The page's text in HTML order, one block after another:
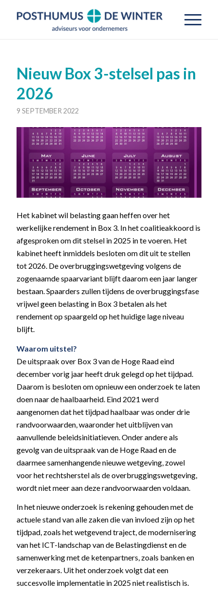
Nieuw Box 3-stelsel pas in
2026
9 SEPTEMBER 2022
Het kabinet wil belasting gaan heffen over het
werkelijke rendement in Box 3. In het coalitieakkoord is
afgesproken om dit stelsel in 2025 in te voeren. Het
kabinet heeft inmiddels besloten om dit uit te stellen
tot 2026. De overbruggingswetgeving volgens de
zogenaamde spaarvariant blijft daarom een jaar langer
bestaan. Spaarders zullen tijdens de overbruggingsfase
vrijwel geen belasting in Box 3 betalen als het
rendement op spaargeld op het huidige lage niveau
blijft.
Waarom uitstel?
De uitspraak over Box 3 van de Hoge Raad eind
december vorig jaar heeft druk gelegd op het tijdpad.
Daarom is besloten om opnieuw een onderzoek te laten
doen naar de haalbaarheid. Eind 2021 werd
aangenomen dat het tijdpad haalbaar was onder drie
randvoorwaarden, waaronder het uitblijven van
aanvullende beleidsinitiatieven. Onder andere als
gevolg van de uitspraak van de Hoge Raad en de
daarmee samenhangende nieuwe wetgeving, zowel
voor het rechtsherstel als de overbruggingswetgeving,
wordt niet meer aan deze randvoorwaarden voldaan.
In het nieuwe onderzoek is rekening gehouden met de
actuele stand van alle zaken die van invloed zijn op het
tijdpad, zoals het wetgevend traject, de modernisering
van het ICT-landschap van de Belastingdienst en de
samenwerking met de ketenpartners, zoals banken en
verzekeraars. Uit het onderzoek volgt dat een
succesvolle implementatie in 2025 niet realistisch is.